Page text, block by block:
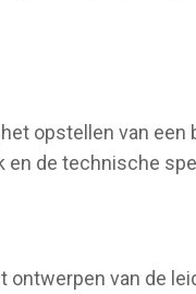
opstellen van
de technische
van de